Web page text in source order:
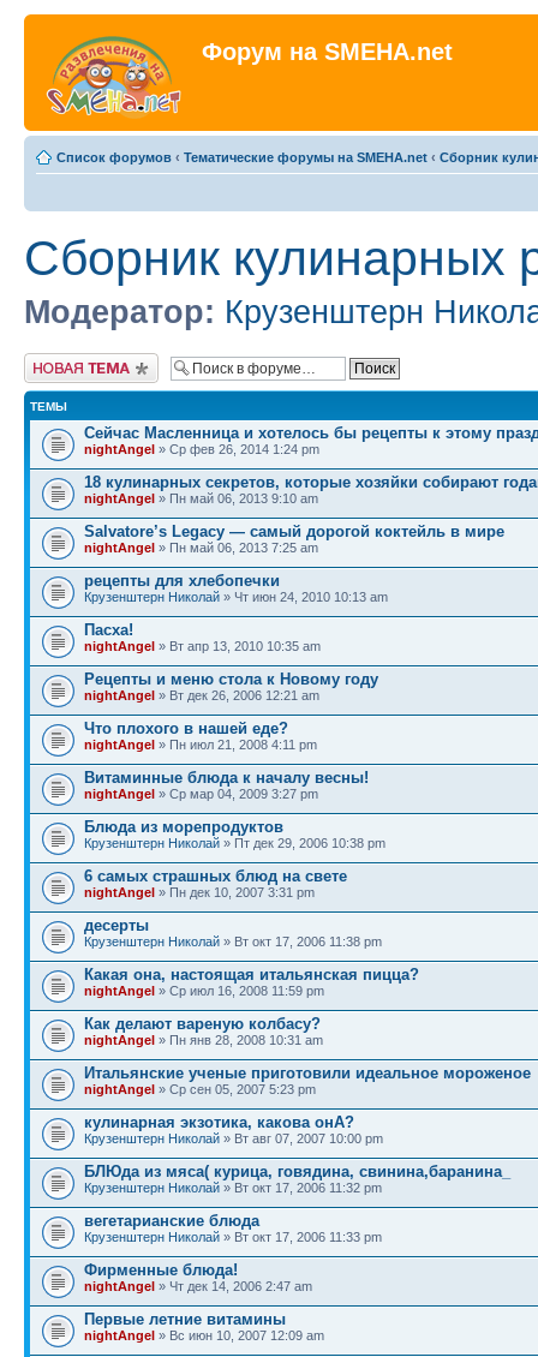
Форум на SMEHA.net
Список форумов ‹ Тематические форумы на SMEHA.net ‹ Сборник
Сборник кулинарных
Модератор: Крузенштерн
Новая тема
ТЕМЫ
Сейчас Масленница и хотелось бы рецепты к этому
nightAngel » Ср фев 26, 2014 1:24 pm
18 кулинарных секретов, которые хозяйки собирают
nightAngel » Пн май 06, 2013 9:10 am
Salvatore’s Legacy — самый дорогой коктейль в мире
nightAngel » Пн май 06, 2013 7:25 am
рецепты для хлебопечки
Крузенштерн Николай » Чт июн 24, 2010 10:13 am
Пасха!
nightAngel » Вт апр 13, 2010 10:35 am
Рецепты и меню стола к Новому году
nightAngel » Вт дек 26, 2006 12:21 am
Что плохого в нашей еде?
nightAngel » Пн июл 21, 2008 4:11 pm
Витаминные блюда к началу весны!
nightAngel » Ср мар 04, 2009 3:27 pm
Блюда из морепродуктов
Крузенштерн Николай » Пт дек 29, 2006 10:38 pm
6 самых страшных блюд на свете
nightAngel » Пн дек 10, 2007 3:31 pm
десерты
Крузенштерн Николай » Вт окт 17, 2006 11:38 pm
Какая она, настоящая итальянская пицца?
nightAngel » Ср июл 16, 2008 11:59 pm
Как делают вареную колбасу?
nightAngel » Пн янв 28, 2008 10:31 am
Итальянские ученые приготовили идеальное мороженое
nightAngel » Ср сен 05, 2007 5:23 pm
кулинарная экзотика, какова онА?
Крузенштерн Николай » Вт авг 07, 2007 10:00 pm
БЛЮда из мяса( курица, говядина, свинина,баранина_
Крузенштерн Николай » Вт окт 17, 2006 11:32 pm
вегетарианские блюда
Крузенштерн Николай » Вт окт 17, 2006 11:33 pm
Фирменные блюда!
nightAngel » Чт дек 14, 2006 2:47 am
Первые летние витамины
nightAngel » Вс июн 10, 2007 12:09 am